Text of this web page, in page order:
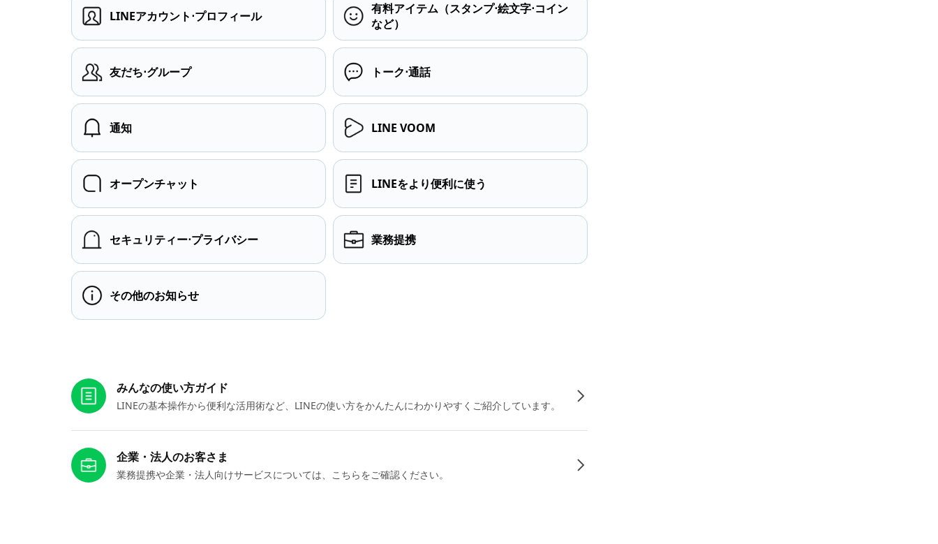
LINEアカウント⋅プロフィール
有料アイテム（スタンプ⋅絵文字⋅コイン
など）
友だち⋅グループ トーク⋅通話
通知 LINE VOOM
オープンチャット LINEをより便利に使う
セキュリティー⋅プライバシー 業務提携
その他のお知らせ
みんなの使い方ガイド
LINEの基本操作から便利な活用術など、LINEの使い方をかんたんにわかりやすくご紹介しています。
企業・法人のお客さま
業務提携や企業・法人向けサービスについては、こちらをご確認ください。